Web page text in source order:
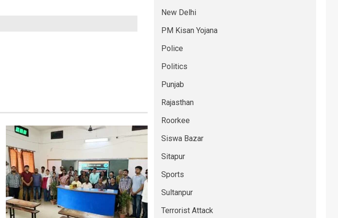
New Delhi
PM Kisan Yojana
Police
Politics
Punjab
Rajasthan
Roorkee
Siswa Bazar
Sitapur
Sports
Sultanpur
Terrorist Attack